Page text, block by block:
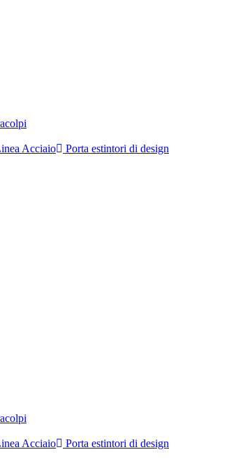
Acciaio
Porta estintori di design
Acciaio
Porta estintori di design